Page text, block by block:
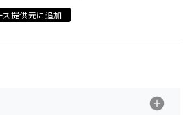
ス提供元に追加